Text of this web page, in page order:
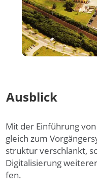
Ausblick
Mit der Ein­führung
gleich zum
struk­tur ver­schlankt,
Digi­tali­sie­rung
fen.